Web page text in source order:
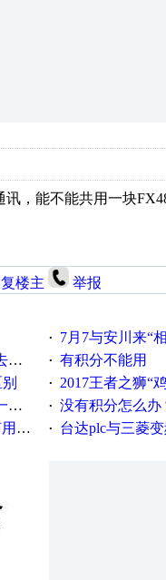
，能不能共用一块
楼主 举报
· 7月7与安川来“
啊 · 有积分不能用
· 2017王者之狮“鸡”情签到
。 · 没有积分怎么办
了！ · 台达plc与三菱